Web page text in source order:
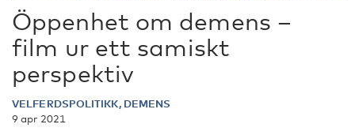
Öppenhet om demens –
film ur ett samiskt
perspektiv
VELFERDSPOLITIKK, DEMENS
9 apr 2021